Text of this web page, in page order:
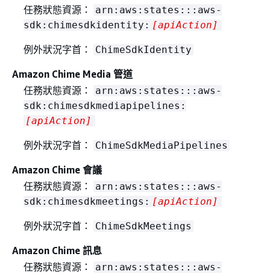
任務狀態資源：
arn:aws:states:::aws-
sdk:chimesdkidentity: [apiAction]
例外狀況字首： ChimeSdkIdentity
Amazon Chime Media 管道
任務狀態資源：
arn:aws:states:::aws-
sdk:chimesdkmediapipelines:
[apiAction]
例外狀況字首： ChimeSdkMediaPipelines
Amazon Chime 會議
任務狀態資源：
arn:aws:states:::aws-
sdk:chimesdkmeetings: [apiAction]
例外狀況字首： ChimeSdkMeetings
Amazon Chime 訊息
任務狀態資源：
arn:aws:states:::aws-